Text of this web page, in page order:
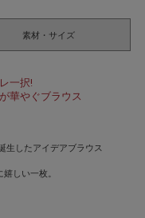
一択!
華やぐブラウス
生したアイデアブラウス
しい一枚。
素材・サイズ